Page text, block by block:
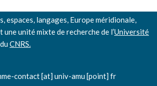
espaces, langages, Europe méridionale,
unité mixte de recherche de l’Université
CNRS.
contact [at] univ-amu [point] fr